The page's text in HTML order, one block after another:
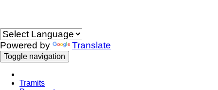
Powered by Translate
Toggle navigation
Tramits